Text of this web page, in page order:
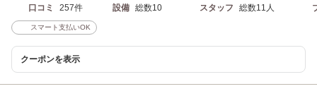
口コミ 257件 設備 総数10 スタッフ 総数11人
スマート支払いOK
クーポンを表示